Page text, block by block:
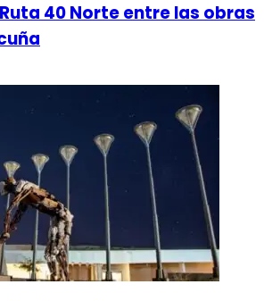
40 Norte entre las obras